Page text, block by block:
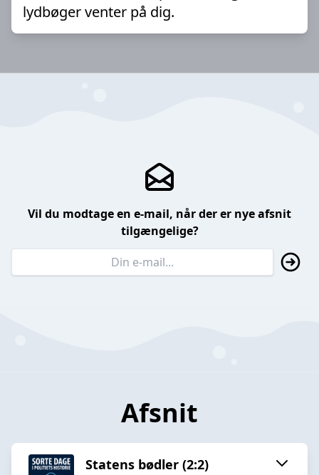
lydbøger venter på dig.
Vil du modtage en e-mail, når der er nye afsnit
tilgængelige?
Afsnit
Statens bødler (2:2)